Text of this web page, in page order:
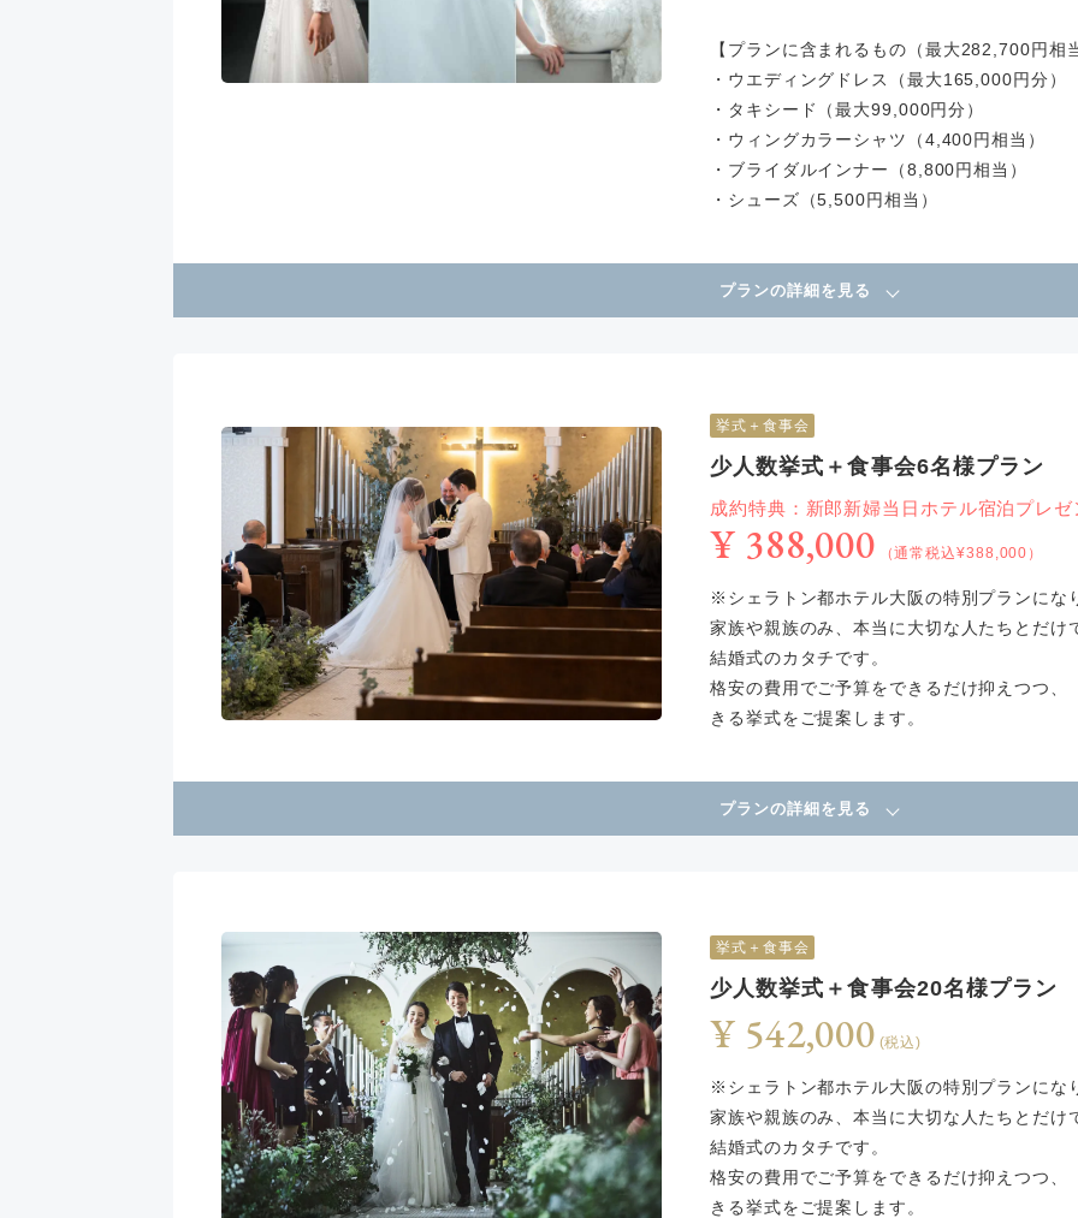
【プランに含まれるもの（最大282,700円相
・ウエディングドレス（最大165,000円分）
・タキシード（最大99,000円分）
・ウィングカラーシャツ（4,400円相当）
・ブライダルインナー（8,800円相当）
・シューズ（5,500円相当）
プランの詳細を見る
挙式＋食事会
少人数挙式＋食事会6名様プラン
成約特典：新郎新婦当日ホテル宿泊プレゼ
¥ 388,000 （通常税込¥388,000）
※シェラトン都ホテル大阪の特別プランにな
家族や親族のみ、本当に大切な人たちとだ
結婚式のカタチです。
格安の費用でご予算をできるだけ抑えつつ
きる挙式をご提案します。
プランの詳細を見る
挙式＋食事会
少人数挙式＋食事会20名様プラン
¥ 542,000 (税込)
※シェラトン都ホテル大阪の特別プランにな
家族や親族のみ、本当に大切な人たちとだ
結婚式のカタチです。
格安の費用でご予算をできるだけ抑えつつ
きる挙式をご提案します。